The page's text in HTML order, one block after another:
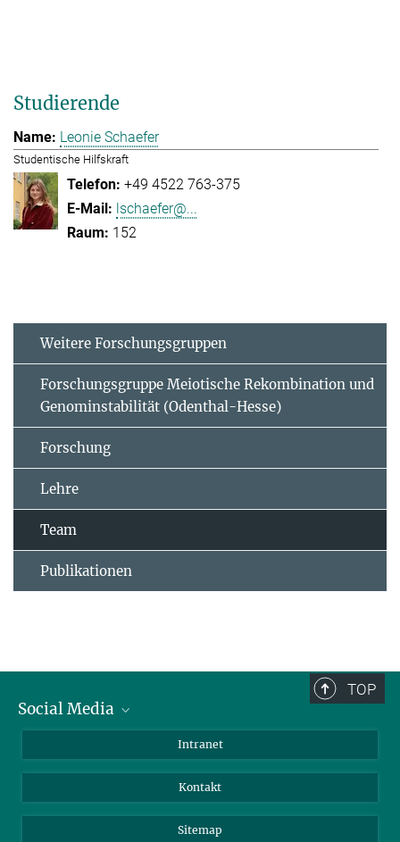
Studierende
Leonie Schaefer
Studentische Hilfskraft
+49 4522 763-375
lschaefer@...
152
Weitere Forschungsgruppen
Forschungsgruppe Meiotische Rekombination und
Genominstabilität (Odenthal-Hesse)
Forschung
Lehre
Team
Publikationen
TOP
Social Media
Intranet
Kontakt
Sitemap